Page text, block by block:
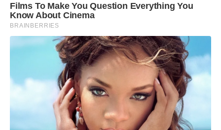
Films To Make You Question Everything You
Know About Cinema
BRAINBERRIES